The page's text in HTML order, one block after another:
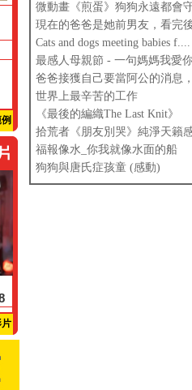
微動畫《煎蛋》狗狗永遠都會
現在的爸爸是她前男友，看完
Cats and dogs meeting babies f....
最感人母親節 - 一句媽媽我愛
爸爸接獲自己要當阿公的消息
世界上最辛苦的工作
《最後的編織The Last Knit》
拾荒者《朋友別哭》純淨天籟
福報像水_你我就像水面的船
狗狗與唐氏症孩童 (感動)